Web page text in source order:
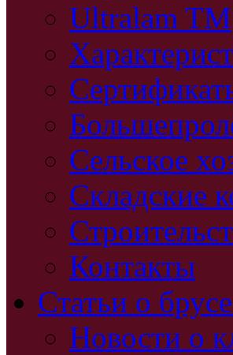
Ultralam TM
Сельское
Складские
Контакты
Статьи о
Новости о